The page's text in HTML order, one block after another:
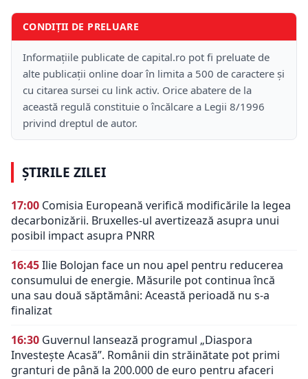
CONDIȚII DE PRELUARE
Informațiile publicate de capital.ro pot fi preluate de
alte publicații online doar în limita a 500 de caractere și
cu citarea sursei cu link activ. Orice abatere de la
această regulă constituie o încălcare a Legii 8/1996
privind dreptul de autor.
ȘTIRILE ZILEI
17:00 Comisia Europeană verifică modificările la legea
decarbonizării. Bruxelles-ul avertizează asupra unui
posibil impact asupra PNRR
16:45Ilie Bolojan face un nou apel pentru reducerea
consumului de energie. Măsurile pot continua încă
una sau două săptămâni: Această perioadă nu s-a
finalizat
16:30 Guvernul lansează programul „Diaspora
Investește Acasă”. Românii din străinătate pot primi
granturi de până la 200.000 de euro pentru afaceri